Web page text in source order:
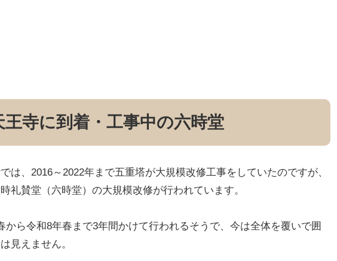
王寺に到着・工事中の六時堂
は、2016～2022年まで五重塔が大規模改修工事をしていたのですが、
礼賛堂（六時堂）の大規模改修が行われています。
から令和8年春まで3年間かけて行われるそうで、今は全体を覆いで囲
見えません。